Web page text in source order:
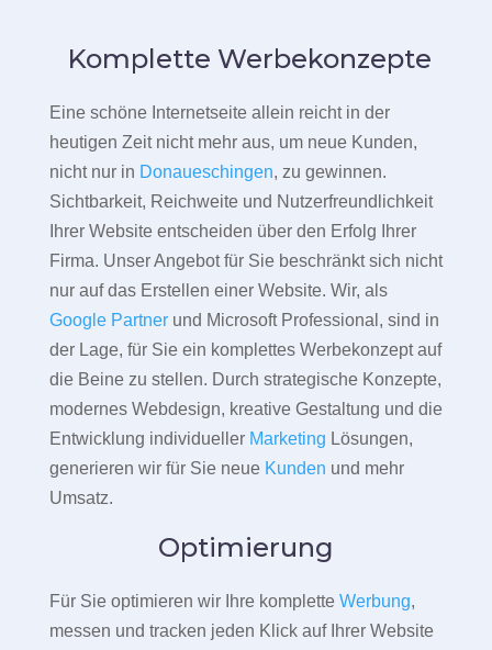
Komplette Werbekonzepte
Eine schöne Internetseite allein reicht in der
heutigen Zeit nicht mehr aus, um neue Kunden,
nicht nur in Donaueschingen, zu gewinnen.
Sichtbarkeit, Reichweite und Nutzerfreundlichkeit
Ihrer Website entscheiden über den Erfolg Ihrer
Firma. Unser Angebot für Sie beschränkt sich nicht
nur auf das Erstellen einer Website. Wir, als
Google Partnerund Microsoft Professional, sind in
der Lage, für Sie ein komplettes Werbekonzept auf
die Beine zu stellen. Durch strategische Konzepte,
modernes Webdesign, kreative Gestaltung und die
Entwicklung individueller Marketing Lösungen,
generieren wir für Sie neue Kunden und mehr
Umsatz.
Optimierung
Für Sie optimieren wir Ihre komplette Werbung,
messen und tracken jeden Klick auf Ihrer Website